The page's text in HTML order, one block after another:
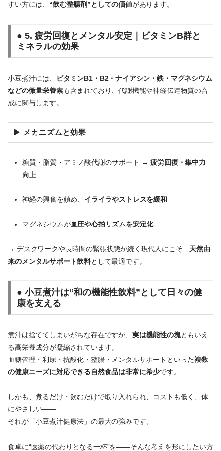
すい方には、 “飲む整腸剤”としての価値があります。
● 5. 疲労回復とメンタル安定｜ビタミンB群と
ミネラルの効果
小豆煮汁には、
ビタミンB1・B2・ナイアシン・鉄・マグネシウム
などの微量栄養素も含まれており、代謝機能や神経伝達物質の合
成に関与します。
▶ メカニズムと効果
糖質・脂質・アミノ酸代謝のサポート → 疲労回復・集中力
向上
神経の興奮を鎮め、 イライラやストレスを緩和
マグネシウムが血圧や心拍リズムを安定化
→ デスクワークや長時間の緊張状態が続く現代人にこそ、 天然由
来のメンタルサポート飲料として最適です。
● 小豆煮汁は“和の機能性飲料”として日々の健
康を支える
煮汁は捨ててしまいがちな存在ですが、 実は機能性の塊ともいえ
る高栄養成分が凝縮されています。
血糖管理・利尿・抗酸化・整腸・メンタルサポートといった複数
の健康ニーズに対応できる自然食品は非常に希少です。
しかも、煮るだけ・飲むだけで取り入れられ、コストも低く、体
にやさしい――
それが「小豆煮汁健康法」の最大の強みです。
食卓に“医薬の代わりとなる一杯”を――そんな考えを形にしたい方